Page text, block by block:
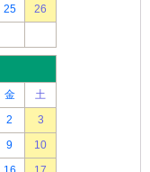
25
26
金
土
2
3
9
10